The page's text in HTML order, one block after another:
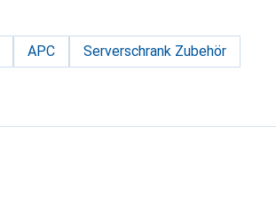
APC Serverschrank Zubehör